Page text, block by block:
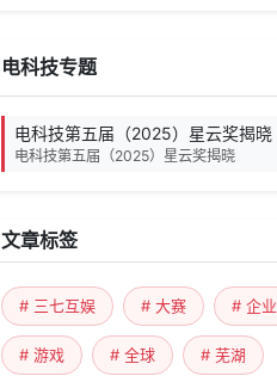
电科技专题
电科技第五届（2025）星云奖揭晓
电科技第五届（2025）星云奖揭晓
文章标签
# 三七互娱 # 大赛 # 企业
# 游戏 # 全球 # 芜湖